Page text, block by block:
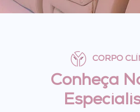
CORPO
Conheça